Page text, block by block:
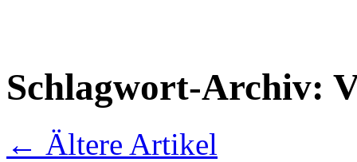
Schlagwort-Archiv:
← Ältere Artikel